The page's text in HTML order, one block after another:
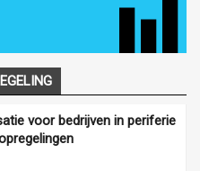
voor bedrijven in periferie